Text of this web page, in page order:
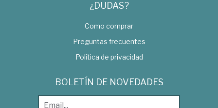
¿DUDAS?
Como comprar
Preguntas frecuentes
Política de privacidad
BOLETÍN DE NOVEDADES